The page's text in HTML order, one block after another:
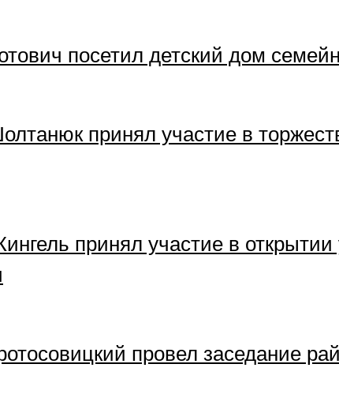
посетил детский дом
принял участие в
принял участие в открытии
провел заседание